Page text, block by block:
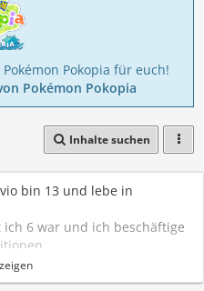
Pokopia für euch!
Pokémon Pokopia
Inhalte suchen
bin 13 und lebe in
ich 6 war und ich beschäftige
und die Trainer Spiele am